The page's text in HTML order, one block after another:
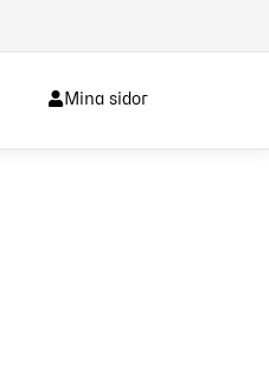
Mina sidor